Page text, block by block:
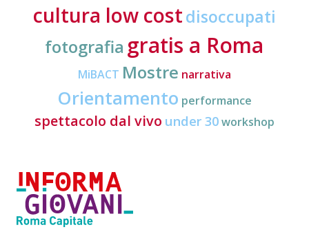
cultura low costdisoccupati
fotografia gratis a Roma
MiBACT Mostre narrativa
Orientamento performance
spettacolo dal vivo under 30workshop